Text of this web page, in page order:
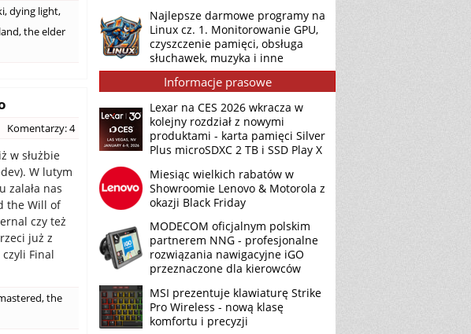
,dying light,
,the elder
Komentarzy: 4
w służbie
W lutym
zalała nas
the Will of
czy też
już z
Final
,the
Najlepsze darmowe programy na
Linux cz. 1. Monitorowanie GPU,
czyszczenie pamięci, obsługa
słuchawek, muzyka i inne
Informacje prasowe
Lexar na CES 2026 wkracza w
kolejny rozdział z nowymi
produktami - karta pamięci Silver
Plus microSDXC 2 TB i SSD Play X
Miesiąc wielkich rabatów w
Showroomie Lenovo & Motorola z
okazji Black Friday
MODECOM oficjalnym polskim
partnerem NNG - profesjonalne
rozwiązania nawigacyjne iGO
przeznaczone dla kierowców
MSI prezentuje klawiaturę Strike
Pro Wireless - nową klasę
komfortu i precyzji